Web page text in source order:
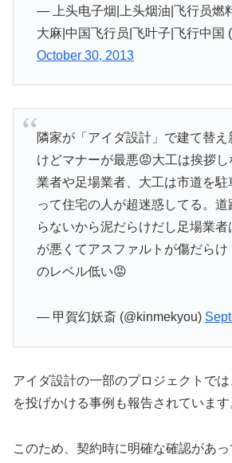
— 上头电子烟|上头烟油|飞行员燃
大麻|中国飞行员|飞叶子|飞行中国
October 30, 2013
隣家が「アイダ設計」で建て替え
けどマナーが最悪😡大工は挨拶
業者や足場業者、大工は市道を駐
って住宅の人が超迷惑してる。
らないから泥だらけだし足場業
が悪くてアスファルトが傷だらけ
のレベル低い😡
— 甲賀幻妖斎 (@kinmekyou)
アイダ設計の一部のプロジェクトで
を投げかける事例も報告されています
このため、契約時に明確な確認があ